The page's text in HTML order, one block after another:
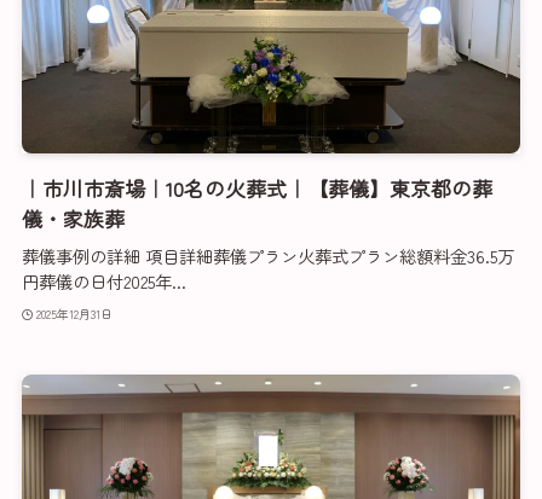
｜市川市斎場｜10名の火葬式｜【葬儀】東京都の葬
儀・家族葬
葬儀事例の詳細 項目詳細葬儀プラン火葬式プラン総額料金36.5万
円葬儀の日付2025年...
2025年12月31日